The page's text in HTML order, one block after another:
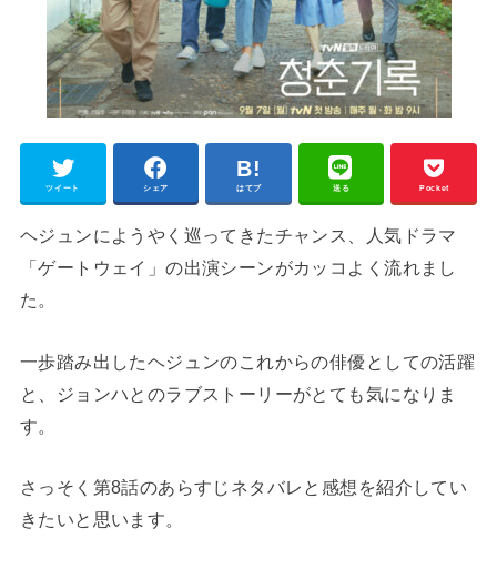
ツイート シェア はてブ 送る Pocket
ヘジュンにようやく巡ってきたチャンス、人気ドラマ
「ゲートウェイ」の出演シーンがカッコよく流れまし
た。
一歩踏み出したヘジュンのこれからの俳優としての活躍
と、ジョンハとのラブストーリーがとても気になりま
す。
さっそく第8話のあらすじネタバレと感想を紹介してい
きたいと思います。